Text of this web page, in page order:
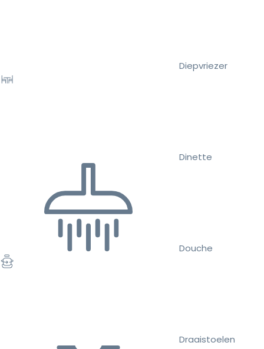
Diepvriezer
Dinette
Douche
Draaistoelen